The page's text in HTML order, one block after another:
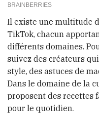
Il existe une multitude
TikTok, chacun
différents domaines.
suivez des créateurs
style, des astuces de
Dans le domaine de la
proposent des recettes
pour le quotidien.